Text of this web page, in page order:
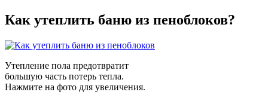
Как утеплить баню из пеноблоков?
Утепление пола предотвратит
большую часть потерь тепла.
Нажмите на фото для увеличения.